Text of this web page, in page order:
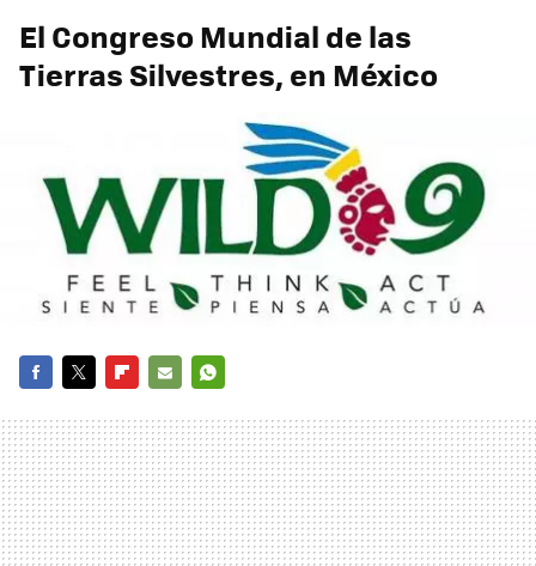
El Congreso Mundial de las
Tierras Silvestres, en México
MAIL